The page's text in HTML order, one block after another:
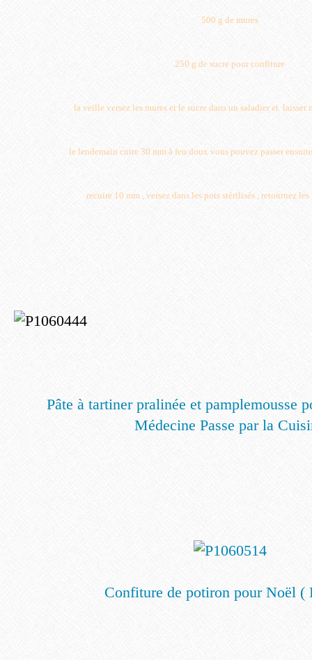
500 g de mures
250 g de sucre pour confiture
la veille versez les mures et le sucre dans un saladier et laisser
le lendemain cuire 30 mm à feu doux vous pouvez passer
recuire 10 mm , versez dans les pots stérilisés , retournez
Pâte à tartiner pralinée et pamplemousse
Médecine Passe par la
Confiture de potiron pour Noël (